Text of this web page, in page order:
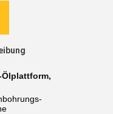
Ölplattform,